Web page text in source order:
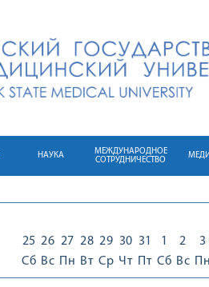
НАУКА
МЕЖДУНАРОДНОЕ
СОТРУДНИЧЕСТВО
25
Сб
26
Вс
27
Пн
28
Вт
29
Ср
30
Чт
31
Пт
1
Сб
2
Вс
3